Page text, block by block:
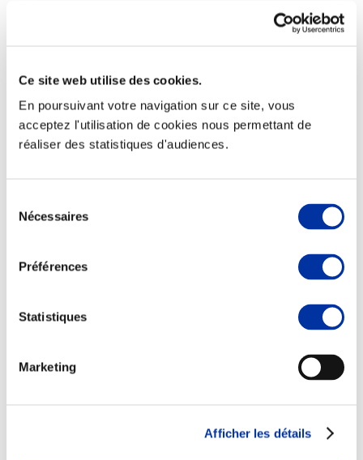
Ce site web utilise des cookies.
En poursuivant votre navigation sur ce site, vous
acceptez l'utilisation de cookies nous permettant de
réaliser des statistiques d'audiences.
Nécessaires
Préférences
Statistiques
Marketing
Afficher les détails
Rapport RSO
Le MANIFESTE
Outils collectifs de progrès